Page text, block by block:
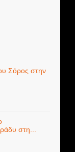
Σόρος στην
στη...